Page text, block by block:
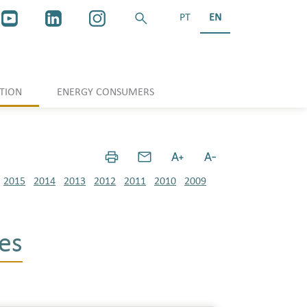
PT EN
ENERGY CONSUMERS
2015 2014 2013 2012 2011 2010 2009